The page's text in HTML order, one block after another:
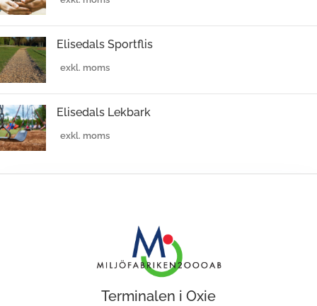
Elisedals Sportflis
Elisedals Lekbark
Terminalen i Oxie